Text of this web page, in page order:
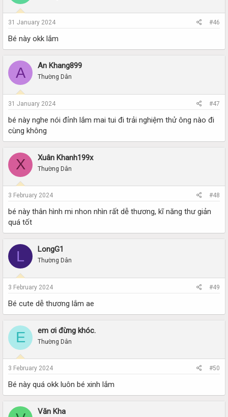
31 January 2024 #46
Bé này okk lắm
A An Khang899
Thường Dân
31 January 2024 #47
bé này nghe nói đỉnh lắm mai tui đi trải nghiệm thử ông nào đi
cùng không
X Xuân Khanh199x
Thường Dân
3 February 2024 #48
bé này thân hình mi nhon nhìn rất dễ thương, kĩ năng thư giản
quá tốt
L LongG1
Thường Dân
3 February 2024 #49
Bé cute dễ thương lắm ae
E em ơi đừng khóc.
Thường Dân
3 February 2024 #50
Bé này quá okk luôn bé xinh lắm
Văn Kha